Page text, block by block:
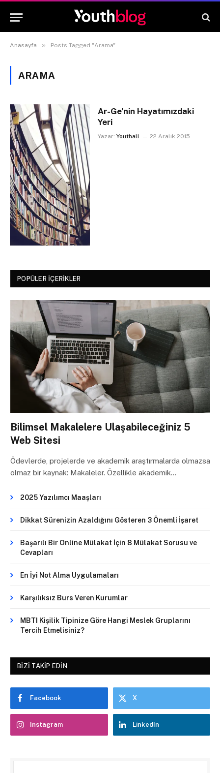
Anasayfa » Posts Tagged "Arama"
ARAMA
Ar-Ge’nin Hayatımızdaki
Yeri
Yazar: Youthall 22 Aralık 2015
POPÜLER İÇERIKLER
Bilimsel Makalelere Ulaşabileceğiniz 5
Web Sitesi
Ödevlerde, projelerde ve akademik araştırmalarda olmazsa
olmaz bir kaynak: Makaleler. Özellikle akademik…
2025 Yazılımcı Maaşları
Dikkat Sürenizin Azaldığını Gösteren 3 Önemli İşaret
Başarılı Bir Online Mülakat İçin 8 Mülakat Sorusu ve
Cevapları
En İyi Not Alma Uygulamaları
Karşılıksız Burs Veren Kurumlar
MBTI Kişilik Tipinize Göre Hangi Meslek Gruplarını
Tercih Etmelisiniz?
BIZI TAKIP EDIN
Facebook X
Instagram LinkedIn